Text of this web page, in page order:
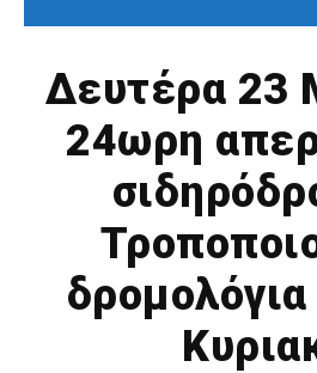
Δευτέρα 23
24ωρη
δρομολόγια